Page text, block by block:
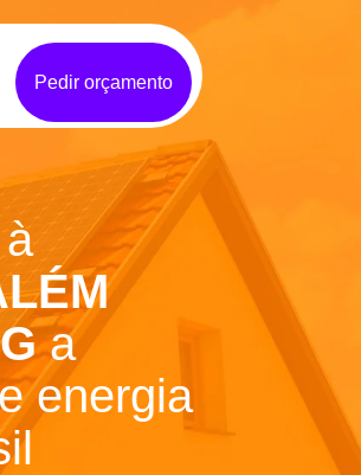
Pedir orçamento
a
energia